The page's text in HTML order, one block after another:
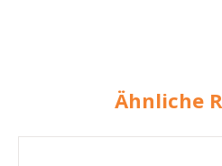
Ähnliche